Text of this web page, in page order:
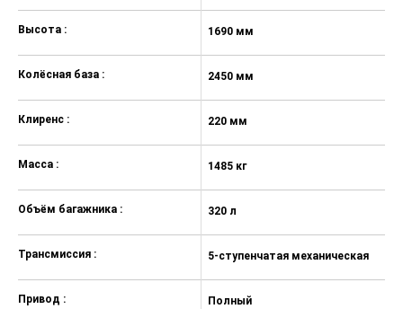
Бамперы в цвет кузова
Молдинги боковых дверей в цвет
кузова
Накладки порогов пола
Задние полностью светодиодные
15'' стальные диски
Запасное полноразмерное
стальное колесо 15''
Металлизированная окраска
кузова — 9 000 ₽
Ярко-красный "Феерия" (металлик)
Высота :
Колёсная база :
Клиренс :
Масса :
Объём багажника :
Трансмиссия :
Привод :
1690 мм
2450 мм
220 мм
1485 кг
320 л
5-ступенчатая механическая
Полный